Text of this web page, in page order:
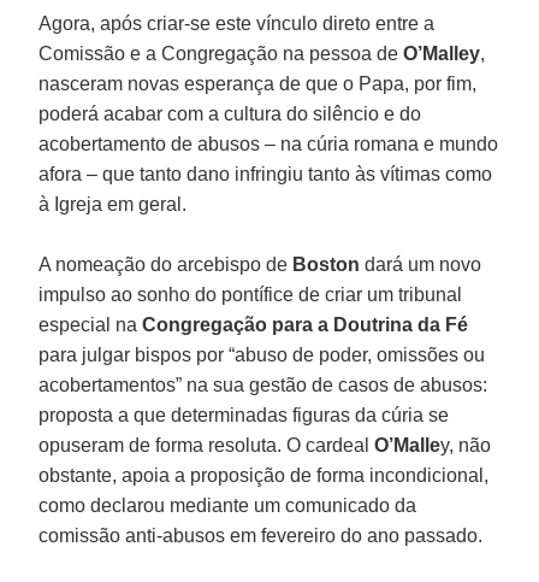
Agora, após criar-se este vínculo direto entre a
Comissão e a Congregação na pessoa deO’Malley,
nasceram novas esperança de que o Papa, por fim,
poderá acabar com a cultura do silêncio e do
acobertamento de abusos – na cúria romana e mundo
afora – que tanto dano infringiu tanto às vítimas como
à Igreja em geral.
A nomeação do arcebispo de Boston dará um novo
impulso ao sonho do pontífice de criar um tribunal
especial naCongregação para a Doutrina da Fé
para julgar bispos por “abuso de poder, omissões ou
acobertamentos” na sua gestão de casos de abusos:
proposta a que determinadas figuras da cúria se
opuseram de forma resoluta. O cardealO’Malley, não
obstante, apoia a proposição de forma incondicional,
como declarou mediante um comunicado da
comissão anti-abusos em fevereiro do ano passado.